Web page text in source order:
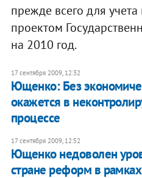
прежде всего для
проектом
на 2010 год.
17 сентября 2009, 12:32
Ющенко: Без
окажется в
процессе
17 сентября 2009, 12:52
Ющенко недоволен
стране реформ в